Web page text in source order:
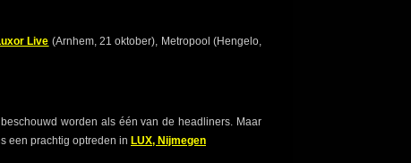
Live (Arnhem, 21 oktober), Metropool (Hengelo,
worden als één van de headliners. Maar
een prachtig optreden in LUX, Nijmegen